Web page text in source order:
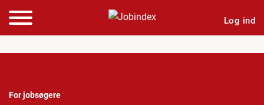
Log ind
For jobsøgere